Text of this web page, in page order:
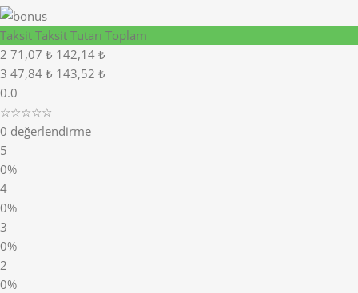
Taksit Taksit Tutarı Toplam
2 71,07 ₺ 142,14 ₺
3 47,84 ₺ 143,52 ₺
0.0
☆☆☆☆☆
0 değerlendirme
5
0%
4
0%
3
0%
2
0%